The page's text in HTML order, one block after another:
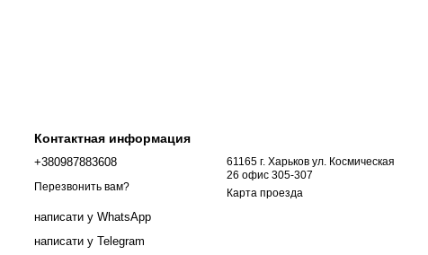
Контактная информация
+380987883608
Перезвонить вам?
написати у WhatsApp
написати у Telegram
61165 г. Харьков ул. Космическая
26 офис 305-307
Карта проезда